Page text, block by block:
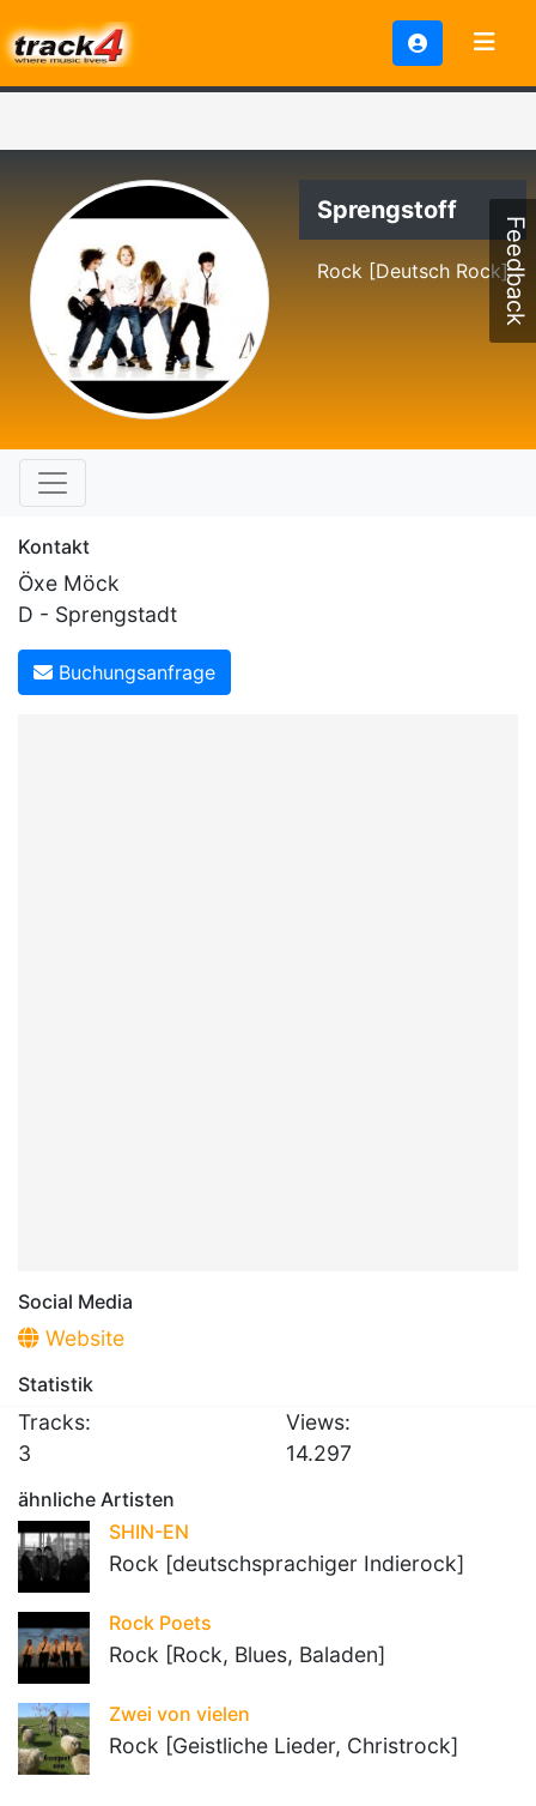
Sprengstoff
Rock [Deutsch Rock]
Kontakt
Öxe Möck
D - Sprengstadt
Buchungsanfrage
Social Media
Website
Statistik
Tracks:
3
Views:
14.297
ähnliche Artisten
SHIN-EN
Rock [deutschsprachiger Indierock]
Rock Poets
Rock [Rock, Blues, Baladen]
Zwei von vielen
Rock [Geistliche Lieder, Christrock]
Feedback